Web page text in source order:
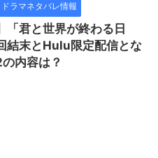
ドラマネタバレ情報
「君と世界が終わる日
結末とHulu限定配信とな
内容は？